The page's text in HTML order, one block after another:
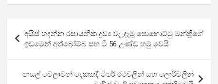
ce
b
o
o
k
tt
er
at
A
p
p
e
gr
a
m
ar
e
navigation
අයිස් හදන්න රසායනික ද්‍රව්‍ය වලදැමූ පොහොට්ටු මන්ත්‍රීගේ
ඉඩමෙන් අත්බෝම්බ සහ ටී 56 උණ්ඩ හමු වෙයි
පාසල් වෙලාවන් දෙකකදී ටිපර් රථවලින් සහ ලොරිවලින්